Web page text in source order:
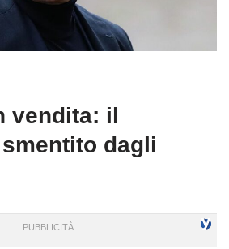
vendita: il
dagli